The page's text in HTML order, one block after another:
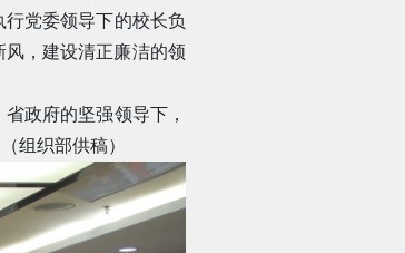
党委领导下的校长负
，建设清正廉洁的领
政府的坚强领导下，
组织部供稿）